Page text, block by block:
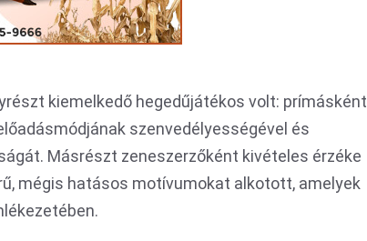
kiemelkedő hegedűjátékos volt: prímásként
szenvedélyességével és
Másrészt zeneszerzőként kivételes érzéke
mégis hatásos motívumokat alkotott, amelyek